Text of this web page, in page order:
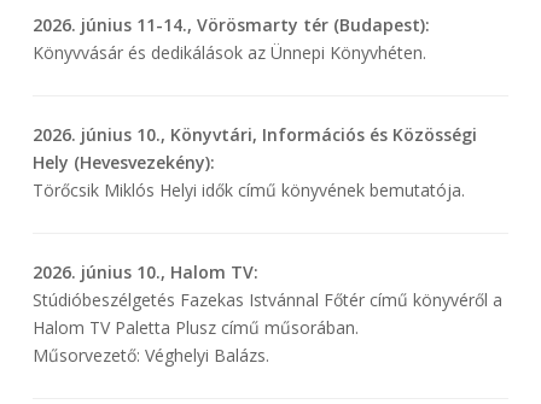
2026. június 11-14., Vörösmarty tér (Budapest):
Könyvvásár és dedikálások az Ünnepi Könyvhéten.
2026. június 10., Könyvtári, Információs és Közösségi
Hely (Hevesvezekény):
Törőcsik Miklós Helyi idők című könyvének bemutatója.
2026. június 10., Halom TV:
Stúdióbeszélgetés Fazekas Istvánnal Főtér című könyvéről a
Halom TV Paletta Plusz című műsorában.
Műsorvezető: Véghelyi Balázs.